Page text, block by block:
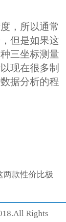
，所以通常
但是如果这
三坐标测量
现在很多制
据分析的程
两款性价比极
Rights